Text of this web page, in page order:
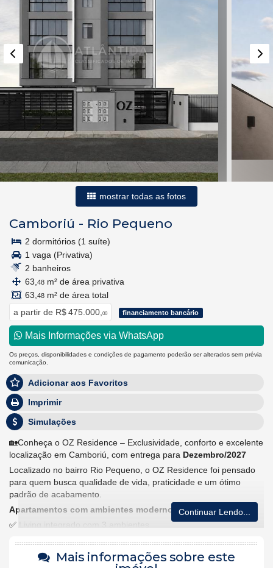
mostrar todas as fotos
Camboriú - Rio Pequeno
2 dormitórios (1 suíte)
1 vaga (Privativa)
2 banheiros
63, 48 m² de área privativa
63, 48 m² de área total
a partir de R$ 475.000, 00 financiamento bancário
Mais Informações via WhatsApp
Os preços, disponibilidades e condições de pagamento poderão ser alterados sem prévia
comunicação.
Adicionar aos Favoritos
Imprimir
Simulações
🏡Conheça o OZ Residence – Exclusividade, conforto e excelente
localização em Camboriú, com entrega para Dezembro/2027
Localizado no bairro Rio Pequeno, o OZ Residence foi pensado
para quem busca qualidade de vida, praticidade e um ótimo
padrão de acabamento.
Apartamentos com ambientes modernos e funcionais:
✅ Living integrado com 3 ambientes
✅ Piso em porcelanato
Continuar Lendo...
Mais informações sobre este